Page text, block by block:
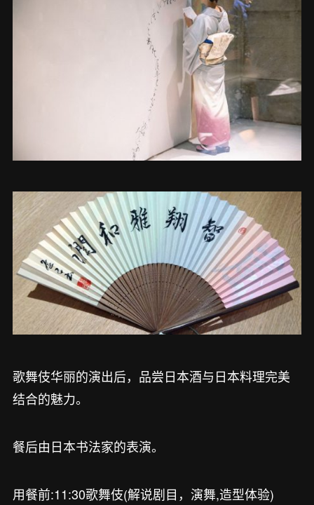
歌舞伎华丽的演出后，品尝日本酒与日本料理完美
结合的魅力。
餐后由日本书法家的表演。
用餐前:11:30歌舞伎(解说剧目，演舞,造型体验)